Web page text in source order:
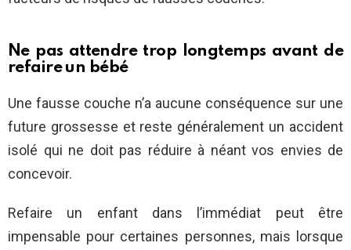
Ne pas attendre trop longtemps avant de
refaire un bébé
Une fausse couche n’a aucune conséquence sur une
future grossesse et reste généralement un accident
isolé qui ne doit pas réduire à néant vos envies de
concevoir.
Refaire un enfant dans l’immédiat peut être
impensable pour certaines personnes, mais lorsque